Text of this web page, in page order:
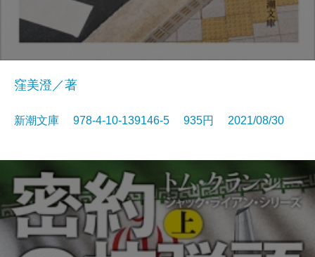
窪美澄／著
新潮文庫 978-4-10-139146-5 935円 2021/08/30